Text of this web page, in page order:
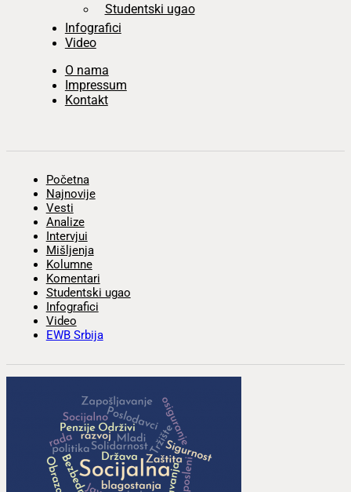
Studentski ugao
Infografici
Video
O nama
Impressum
Kontakt
Početna
Najnovije
Vesti
Analize
Intervjui
Mišljenja
Kolumne
Komentari
Studentski ugao
Infografici
Video
EWB Srbija